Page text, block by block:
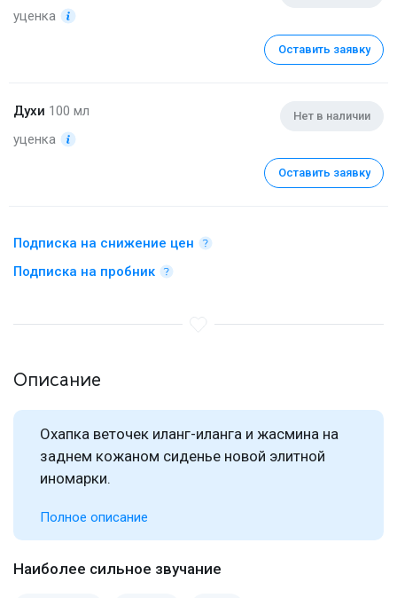
уценка
Оставить заявку
Духи 100 мл
уценка
Нет в наличии
Оставить заявку
Подписка на снижение цен
Подписка на пробник
Описание
Охапка веточек иланг-иланга и жасмина на
заднем кожаном сиденье новой элитной
иномарки.
Полное описание
Наиболее сильное звучание